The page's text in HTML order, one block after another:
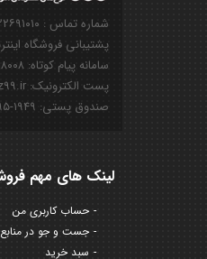
شماره تماس : ۲۲۶۹۱۰۱۰-(۰۲۱)
پشتیبانی فروشگاه اینترنتی:
سامانه پیام کوتاه: ۳۰۰۰۸۰۰۸
پست الکترونیک: info@parvaz99.ir
صندوق پستی: ۱۹۴۹-۱۹۳۹۵
لینک های مهم
حساب کاربری من
جست و جو در
سبد خرید